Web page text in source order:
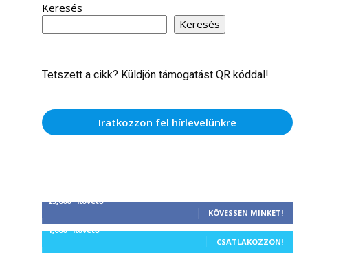
Keresés
Keresés
Tetszett a cikk? Küldjön támogatást QR kóddal!
Iratkozzon fel hírlevelünkre
25,000 Követő
KÖVESSEN MINKET!
1,000 Követő
CSATLAKOZZON!